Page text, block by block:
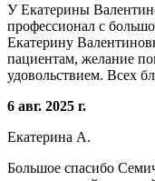
У Екатерины
профессионал с
Екатерину
пациентам, желание
удовольствием. Всех
6 авг. 2025 г.
Екатерина А.
Большое спасибо